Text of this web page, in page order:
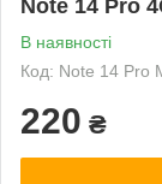
Note 14 Pro
В наявності
Код: Note 14 Pro
220 ₴